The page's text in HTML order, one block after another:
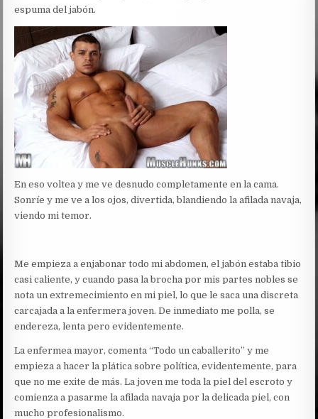
espuma del jabón.
En eso voltea y me ve desnudo completamente en la cama.
Sonríe y me ve a los ojos, divertida, blandiendo la afilada navaja,
viendo mi temor.
Me empieza a enjabonar todo mi abdomen, el jabón estaba tibio
casi caliente, y cuando pasa la brocha por mis partes nobles se
nota un extremecimiento en mi piel, lo que le saca una discreta
carcajada a la enfermera joven. De inmediato me polla, se
endereza, lenta pero evidentemente.
La enfermea mayor, comenta “Todo un caballerito” y me
empieza a hacer la plática sobre política, evidentemente, para
que no me exite de más. La joven me toda la piel del escroto y
comienza a pasarme la afilada navaja por la delicada piel, con
mucho profesionalismo.